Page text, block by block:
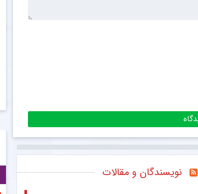
نویسندگان و مقالات